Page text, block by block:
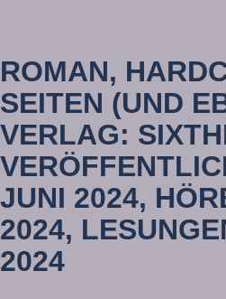
ROMAN,
SEITEN (UND
VERLAG:
JUNI 2024,
2024,
2024